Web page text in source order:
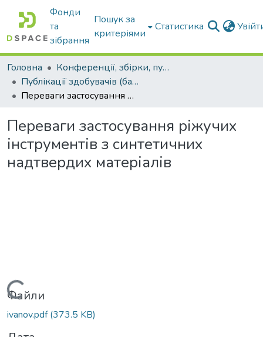
Фонди
та
зібрання
Пошук за
критеріями
Статистика
Головна
Конференції, збірки, публікації молодих вчених і здобувачів : магістрів, бакалаврів, аспірантів.
Публікації здобувачів (бакалаврів. магістрів, аспірантів)
Переваги застосування ріжучих інструментів з синтетичних надтвердих матеріалів
Переваги застосування ріжучих
інструментів з синтетичних
надтвердих матеріалів
Вантажиться...
Файли
ivanov.pdf(373.5 KB)